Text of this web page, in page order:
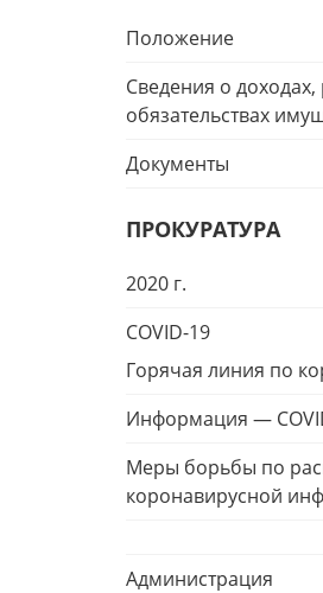
Положение
Сведения о
обязательствах
Документы
ПРОКУРАТУРА
2020 г.
COVID-19
Горячая линия по
Информация —
Меры борьбы по
коронавирусной
Администрация